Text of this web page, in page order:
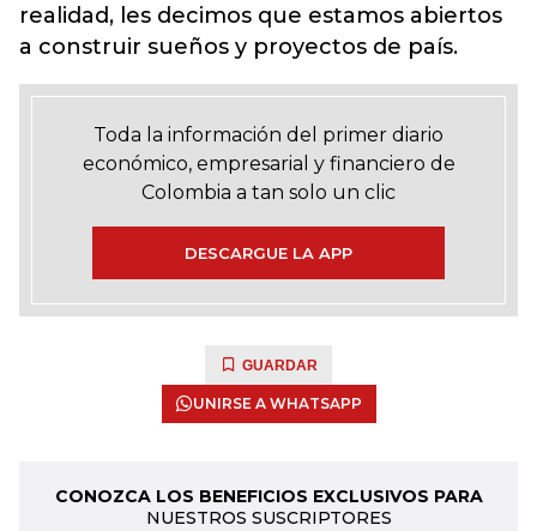
realidad, les decimos que estamos abiertos
a construir sueños y proyectos de país.
Toda la información del primer diario
económico, empresarial y financiero de
Colombia a tan solo un clic
DESCARGUE LA APP
GUARDAR
UNIRSE A WHATSAPP
CONOZCA LOS BENEFICIOS EXCLUSIVOS PARA
NUESTROS SUSCRIPTORES